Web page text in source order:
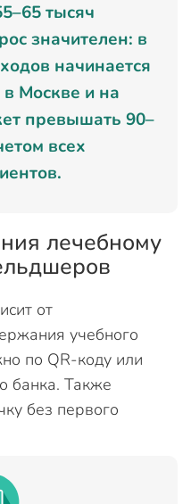
тысяч
значителен: в
начинается
в Москве и на
превышать 90–
всех
лечебному
от
учебного
по QR-коду или
банка. Также
без первого